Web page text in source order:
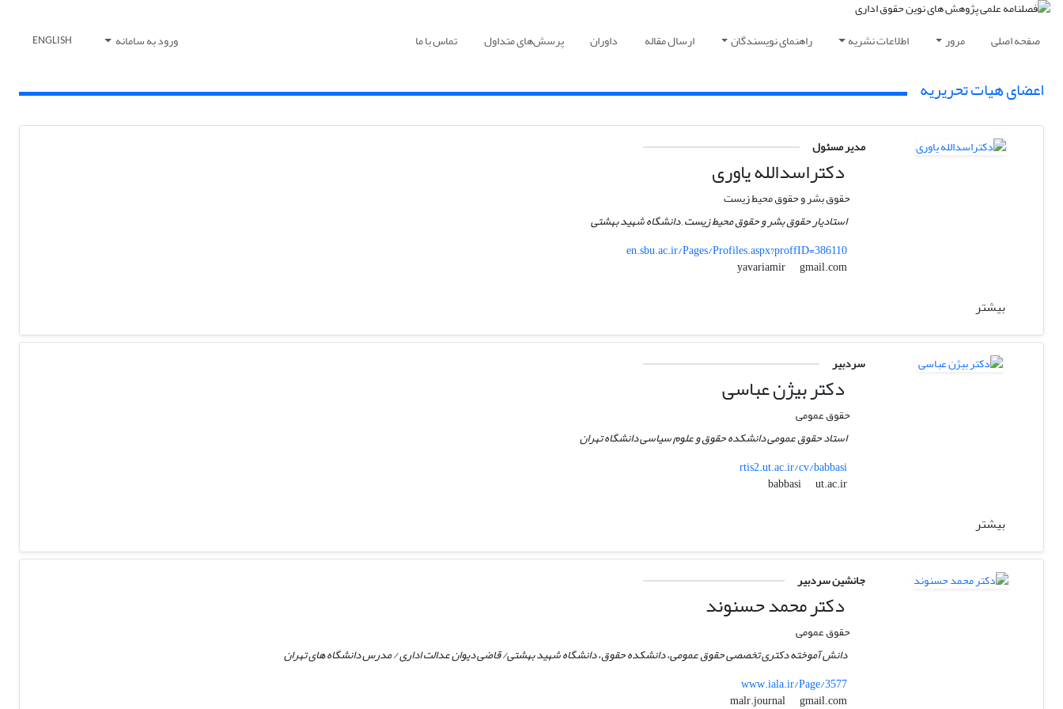
صفحه اصلی مرور اطلاعات نشریه راهنمای نویسندگان ارسال مقاله داوران پرسش‌های متداول تماس با ما ورود به سامانه ENGLISH
اعضای هیات تحریریه
مدیر مسئول
دکتراسدالله یاوری
حقوق بشر و حقوق محیط زیست
استادیار حقوق بشر و حقوق محیط زیست , دانشگاه شهید بهشتی
en.sbu.ac.ir/Pages/Profiles.aspx?proffID=386110
yavariamir
gmail.com
بیشتر
سردبیر
دکتر بیژن عباسی
حقوق عمومی
استاد حقوق عمومی دانشکده حقوق و علوم سیاسی دانشگاه تهران
rtis2.ut.ac.ir/cv/babbasi
babbasi
ut.ac.ir
بیشتر
جانشین سردبیر
دکتر محمد حسنوند
حقوق عمومی
دانش آموخته دکتری تخصصی حقوق عمومی، دانشکده حقوق، دانشگاه شهید بهشتی/ قاضی دیوان عدالت اداری / مدرس دانشگاه های تهران
www.iala.ir/Page/3577
malr.journal
gmail.com